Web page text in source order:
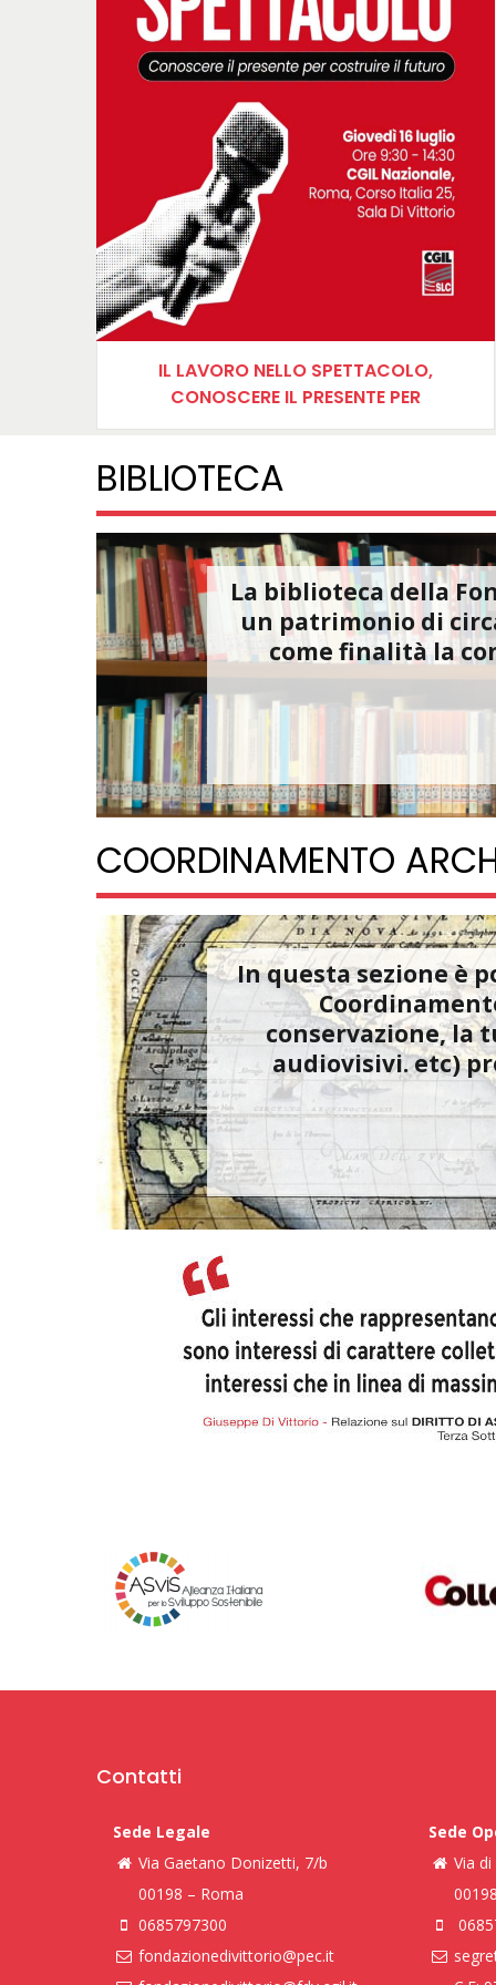
IL LAVORO NELLO SPETTACOLO,
CONOSCERE IL PRESENTE PER
COSTRUIRE IL FUTURO
BIBLIOTECA
La biblioteca della
un patrimonio di
come finalità la
COORDINAMENTO
In questa sezione è
conservazione, la
audiovisivi. etc)
Contatti
Sede Legale
Via Gaetano Donizetti, 7/b
00198 – Roma
0685797300
fondazionedivittorio@pec.it
Sede
Via